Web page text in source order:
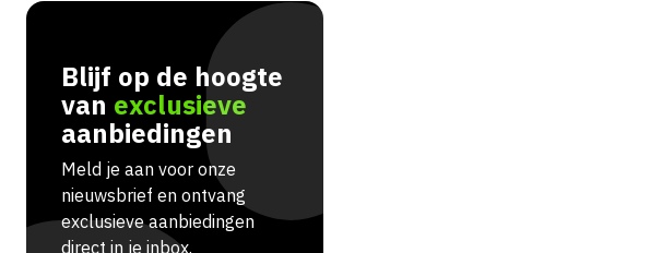
Blijf op de hoogte
van exclusieve
aanbiedingen
Meld je aan voor onze
nieuwsbrief en ontvang
exclusieve aanbiedingen
direct in je inbox.